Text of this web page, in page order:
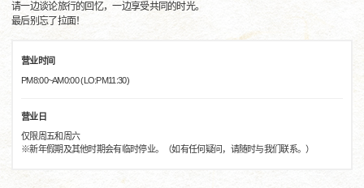
请一边谈论旅行的回忆，一边享受共同的时光。
最后别忘了拉面！
营业时间
PM8:00~AM0:00 (LO:PM11:30)
营业日
仅限周五和周六
※新年假期及其他时期会有临时停业。（如有任何疑问，请随时与我们联系。）